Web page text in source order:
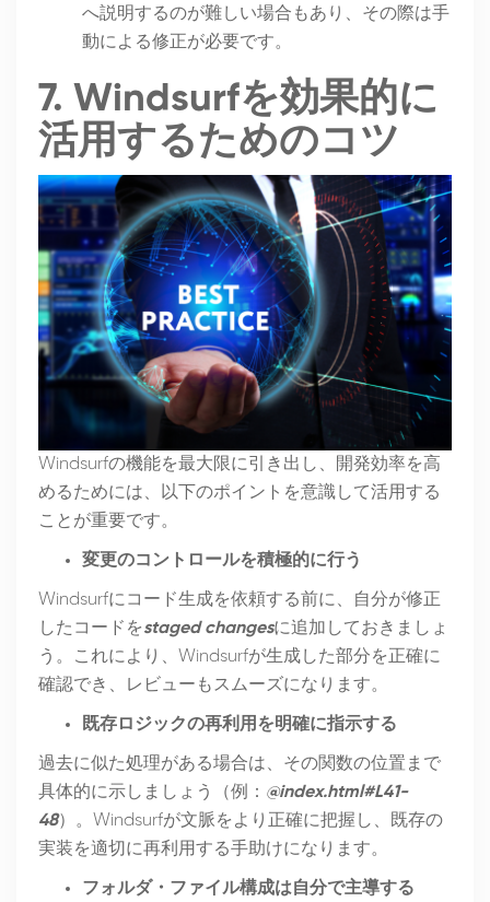
へ説明するのが難しい場合もあり、その際は手
動による修正が必要です。
7. Windsurfを効果的に
活用するためのコツ
Windsurfの機能を最大限に引き出し、開発効率を高
めるためには、以下のポイントを意識して活用する
ことが重要です。
変更のコントロールを積極的に行う
Windsurfにコード生成を依頼する前に、自分が修正
したコードをstaged changesに追加しておきましょ
う。これにより、Windsurfが生成した部分を正確に
確認でき、レビューもスムーズになります。
既存ロジックの再利用を明確に指示する
過去に似た処理がある場合は、その関数の位置まで
具体的に示しましょう（例： @index.html#L41-
48）。Windsurfが文脈をより正確に把握し、既存の
実装を適切に再利用する手助けになります。
フォルダ・ファイル構成は自分で主導する